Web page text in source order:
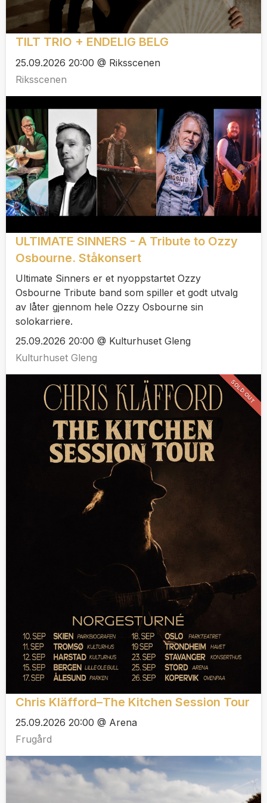
TILT TRIO + ENDELIG BELG
25.09.2026 20:00 @ Riksscenen
Riksscenen
ULTIMATE SINNERS - A Tribute to Ozzy
Osbourne. Ståkonsert
Ultimate Sinners er et nyoppstartet Ozzy
Osbourne Tribute band som spiller et godt utvalg
av låter gjennom hele Ozzy Osbourne sin
solokarriere.
25.09.2026 20:00 @ Kulturhuset Gleng
Kulturhuset Gleng
Chris Kläfford–The Kitchen Session Tour
25.09.2026 20:00 @ Arena
Frugård
SOLD OUT